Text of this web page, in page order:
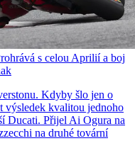
s celou Aprilií a boj
Kdyby šlo jen o
výsledek kvalitou jednoho
Ducati. Přijel Ai Ogura na
na druhé tovární